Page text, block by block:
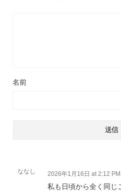
名前
ななし 2026年1月16日 at 2:12 PM
私も日頃から全く同じ